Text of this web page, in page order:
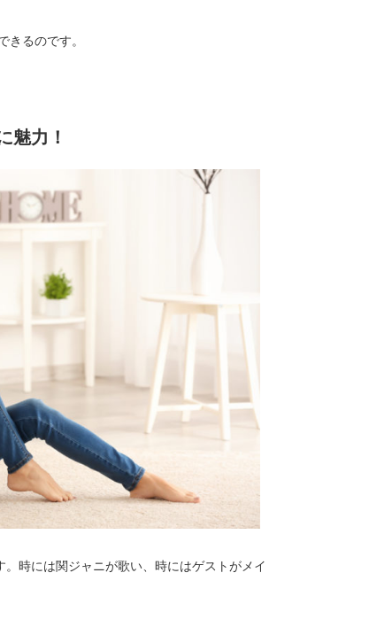
きるのです。
魅力！
時には関ジャニが歌い、時にはゲストがメイ